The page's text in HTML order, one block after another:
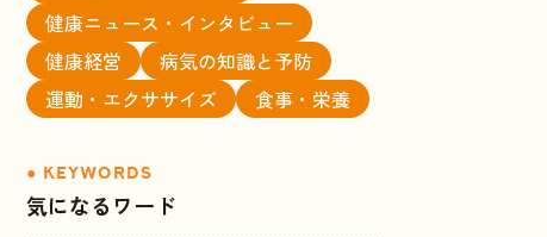
健康ニュース・インタビュー
健康経営
病気の知識と予防
運動・エクササイズ
食事・栄養
気になるワード